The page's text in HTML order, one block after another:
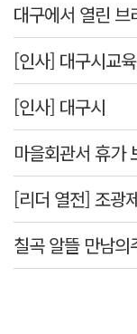
대구에서 열린
[인사] 대구시교
[인사] 대구시
마을회관서 휴가